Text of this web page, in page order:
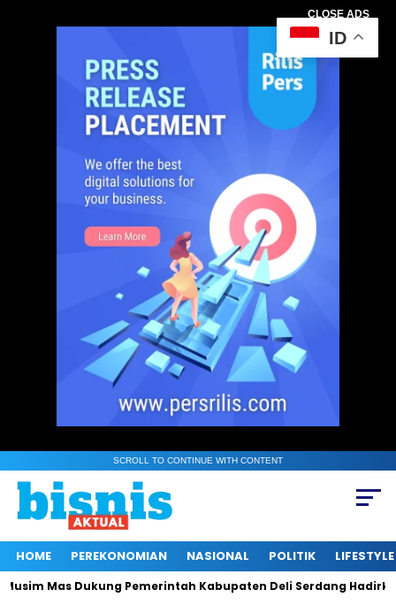
CLOSE ADS
SCROLL TO CONTINUE WITH CONTENT
HOME PEREKONOMIAN NASIONAL POLITIK LIFESTYLE
Mas Dukung Pemerintah Kabupaten Deli Serdang Hadirkan
ID